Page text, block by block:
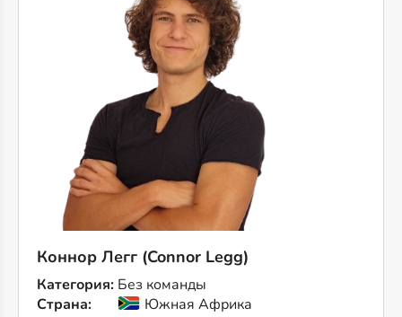
Коннор Легг (Connor Legg)
Категория: Без команды
Страна:
Южная Африка